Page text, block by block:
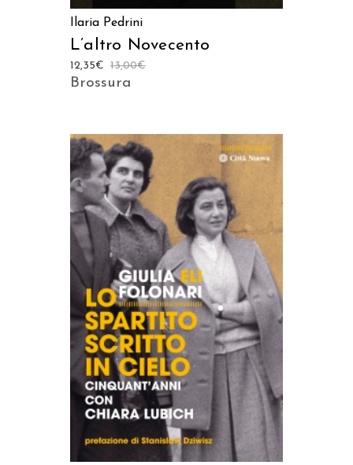
Ilaria Pedrini
L’altro Novecento
13,00€
12,35€
Brossura
AGGIUNGI AL CARRELLO